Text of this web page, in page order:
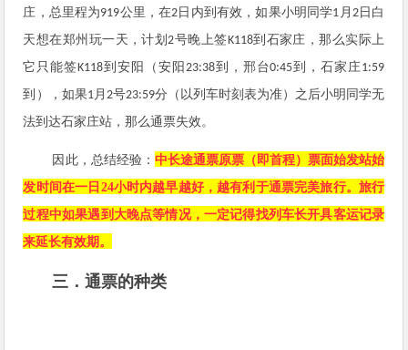
庄，总里程为919公里，在2 日内到有效，如果小明同学1 月 2日白
天想在郑州玩一天，计划2号晚上签K118到石家庄，那么实际上
它只能签K118到安阳（安阳 23:38到，邢台0:45到，石家庄1:59
到），如果1月 2号23:59分（以列车时刻表为准）之后小明同学无
法到达石家庄站，那么通票失效。
因此，总结经验： 中长途通票原票（即首程）票面始发站始
发时间在一日24小时内越早越好，越有利于通票完美旅行。 旅行
过程中如果遇到大晚点等情况，一定记得找列车长开具客运记录
来延长有效期。
三．通票的种类